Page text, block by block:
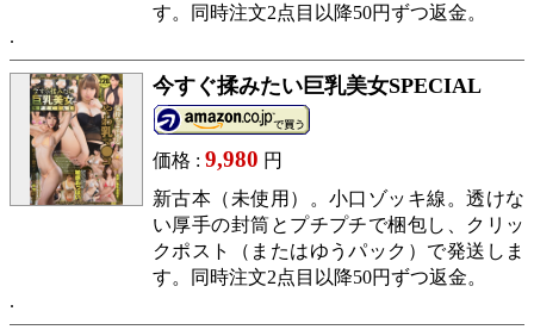
す。同時注文2点目以降50円ずつ返金。
今すぐ揉みたい巨乳美女SPECIAL
価格 : 9,980 円
新古本（未使用）。小口ゾッキ線。透けな
い厚手の封筒とプチプチで梱包し、クリッ
クポスト（またはゆうパック）で発送しま
す。同時注文2点目以降50円ずつ返金。